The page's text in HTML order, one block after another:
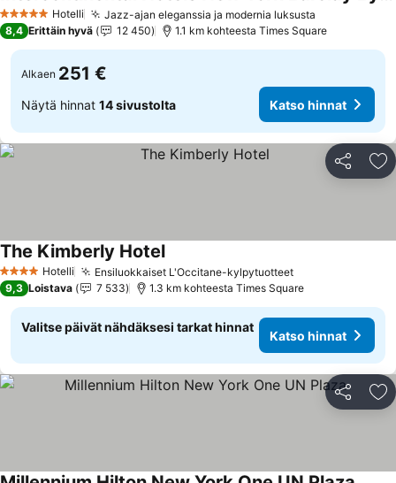
5 Tähtiluokitus
Hotelli Jazz-ajan eleganssia ja modernia luksusta
Katso hinnat
8,4 Erittäin hyvä 12 450 1.1 km kohteesta Times Square
Alkaen 251 €
Näytä hinnat 14 sivustolta Katso hinnat
Jaa
4 Tähtiluokitus
Hotelli Ensiluokkaiset L'Occitane-kylpytuotteetKatso hinnat
The Kimberly HotelKatso hinnat
9,3 Loistava 7 533 1.3 km kohteesta Times Square
Valitse päivät nähdäksesi tarkat hinnat
Katso hinnat
Jaa